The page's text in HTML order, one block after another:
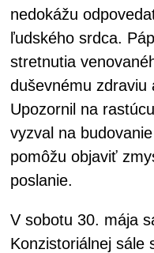
nedokážu
ľudského srdca.
stretnutia
duševnému zdraviu
Upozornil na
vyzval na
pomôžu objaviť
poslanie.
V sobotu 30. mája
Konzistoriálnej sále